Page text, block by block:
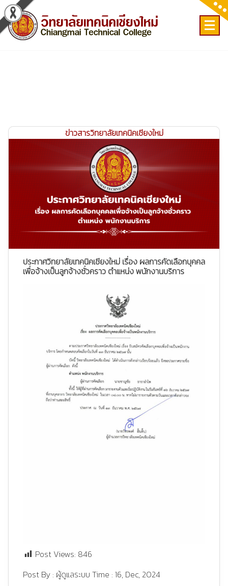
Skip
to
content
ข่าวสารวิทยาลัยเทคนิคเชียงใหม่
ประกาศวิทยาลัยเทคนิคเชียงใหม่ เรื่อง ผลการคัดเลือกบุคคล
เพื่อจ้างเป็นลูกจ้างชั่วคราว ตำแหน่ง พนักงานบริการ
Post Views: 846
Post By : ผู้ดูแลระบบ Time : 16, Dec, 2024